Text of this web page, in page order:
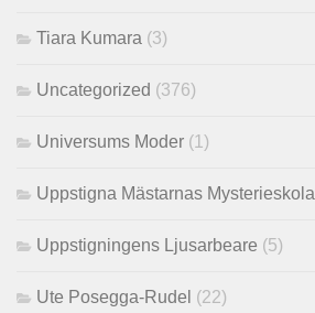
Tiara Kumara (3)
Uncategorized (376)
Universums Moder (1)
Uppstigna Mästarnas Mysterieskola
Uppstigningens Ljusarbeare (5)
Ute Posegga-Rudel (22)